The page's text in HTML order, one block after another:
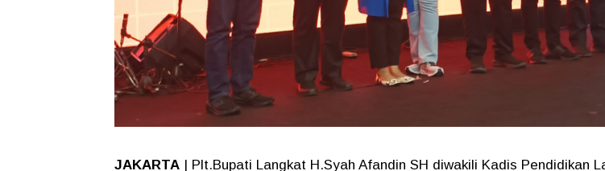
JAKARTA | Plt.Bupati Langkat H.Syah Afandin SH diwakili Kadis Pendidikan